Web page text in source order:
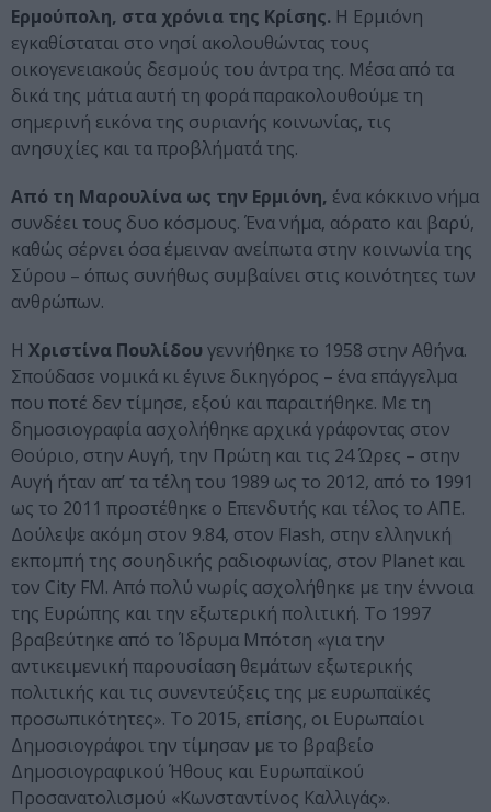
Ερμούπολη, στα χρόνια της Κρίσης. Η Ερμιόνη
εγκαθίσταται στο νησί ακολουθώντας τους
οικογενειακούς δεσμούς του άντρα της. Μέσα από τα
δικά της μάτια αυτή τη φορά παρακολουθούμε τη
σημερινή εικόνα της συριανής κοινωνίας, τις
ανησυχίες και τα προβλήματά της.
Από τη Μαρουλίνα ως την Ερμιόνη, ένα κόκκινο νήμα
συνδέει τους δυο κόσμους. Ένα νήμα, αόρατο και βαρύ,
καθώς σέρνει όσα έμειναν ανείπωτα στην κοινωνία της
Σύρου – όπως συνήθως συμβαίνει στις κοινότητες των
ανθρώπων.
Η Χριστίνα Πουλίδου γεννήθηκε το 1958 στην Αθήνα.
Σπούδασε νομικά κι έγινε δικηγόρος – ένα επάγγελμα
που ποτέ δεν τίμησε, εξού και παραιτήθηκε. Με τη
δημοσιογραφία ασχολήθηκε αρχικά γράφοντας στον
Θούριο, στην Αυγή, την Πρώτη και τις 24 Ώρες – στην
Αυγή ήταν απ’ τα τέλη του 1989 ως το 2012, από το 1991
ως το 2011 προστέθηκε ο Επενδυτής και τέλος το ΑΠΕ.
Δούλεψε ακόμη στον 9.84, στον Flash, στην ελληνική
εκπομπή της σουηδικής ραδιοφωνίας, στον Planet και
τον City FM. Από πολύ νωρίς ασχολήθηκε με την έννοια
της Ευρώπης και την εξωτερική πολιτική. Το 1997
βραβεύτηκε από το Ίδρυμα Μπότση «για την
αντικειμενική παρουσίαση θεμάτων εξωτερικής
πολιτικής και τις συνεντεύξεις της με ευρωπαϊκές
προσωπικότητες». Το 2015, επίσης, οι Ευρωπαίοι
Δημοσιογράφοι την τίμησαν με το βραβείο
Δημοσιογραφικού Ήθους και Ευρωπαϊκού
Προσανατολισμού «Κωνσταντίνος Καλλιγάς».